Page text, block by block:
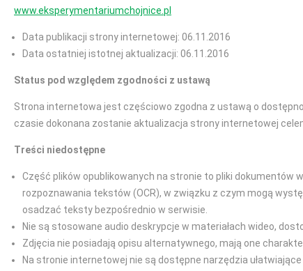
www.eksperymentariumchojnice.pl
Data publikacji strony internetowej: 06.11.2016
Data ostatniej istotnej aktualizacji: 06.11.2016
Status pod względem zgodności z ustawą
Strona internetowa jest częściowo zgodna z ustawą o
czasie dokonana zostanie aktualizacja strony internetowej
Treści niedostępne
Część plików opublikowanych na stronie to pliki dokumentów
rozpoznawania tekstów (OCR), w związku z czym mogą
osadzać teksty bezpośrednio w serwisie.
Nie są stosowane audio deskrypcje w materiałach wideo,
Zdjęcia nie posiadają opisu alternatywnego, mają one
Na stronie internetowej nie są dostępne narzędzia